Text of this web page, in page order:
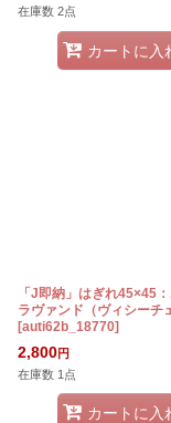
在庫数 2点
カートに入
「J即納」はぎれ45×45
ラヴァンド（ヴィシーチ
[auti62b_18770]
2,800円
在庫数 1点
カートに入